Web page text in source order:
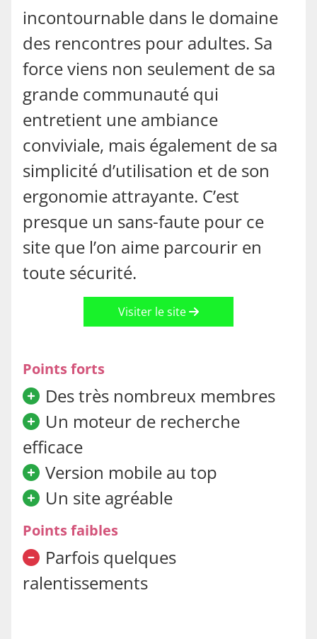
incontournable dans le domaine
des rencontres pour adultes. Sa
force viens non seulement de sa
grande communauté qui
entretient une ambiance
conviviale, mais également de sa
simplicité d’utilisation et de son
ergonomie attrayante. C’est
presque un sans-faute pour ce
site que l’on aime parcourir en
toute sécurité.
Visiter le site
Points forts
Des très nombreux membres
Un moteur de recherche
efficace
Version mobile au top
Un site agréable
Points faibles
Parfois quelques
ralentissements